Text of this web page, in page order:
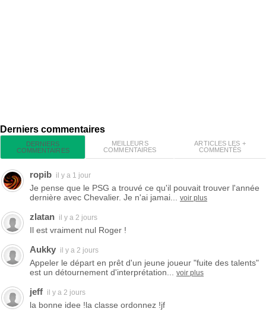
Derniers commentaires
DERNIERS
COMMENTAIRES
MEILLEURS
COMMENTAIRES
ARTICLES LES +
COMMENTÉS
ropib il y a 1 jour
Je pense que le PSG a trouvé ce qu'il pouvait trouver l'année
dernière avec Chevalier. Je n'ai jamai...
voir plus
zlatan il y a 2 jours
Il est vraiment nul Roger !
Aukky il y a 2 jours
Appeler le départ en prêt d'un jeune joueur "fuite des talents"
est un détournement d'interprétation...
voir plus
jeff il y a 2 jours
la bonne idee !la classe ordonnez !jf